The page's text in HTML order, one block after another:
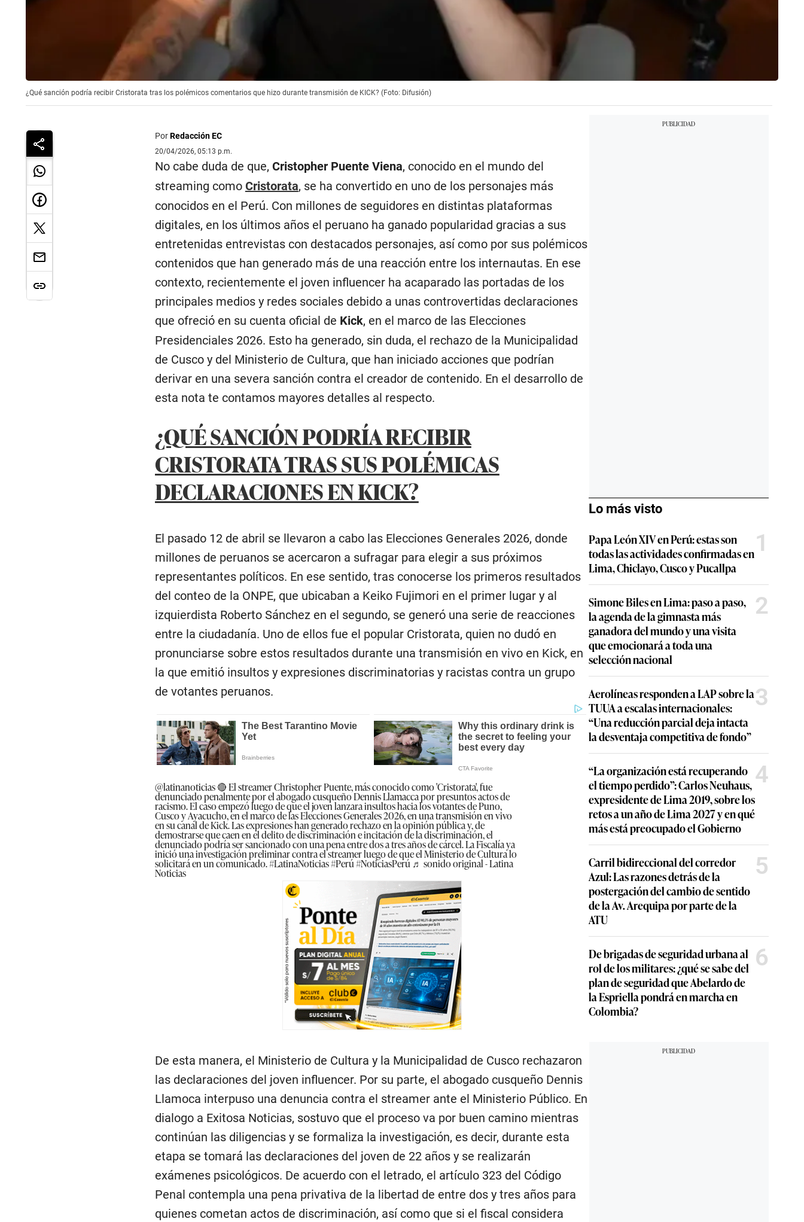
¿Qué sanción podría recibir Cristorata tras los polémicos comentarios que hizo durante transmisión de KICK? (Foto: Difusión)
PorRedacción EC
20/04/2026, 05:13 p.m.
No cabe duda de que, Cristopher Puente Viena, conocido en el mundo del
streaming como Cristorata, se ha convertido en uno de los personajes más
conocidos en el Perú. Con millones de seguidores en distintas plataformas
digitales, en los últimos años el peruano ha ganado popularidad gracias a sus
entretenidas entrevistas con destacados personajes, así como por sus polémicos
contenidos que han generado más de una reacción entre los internautas. En ese
contexto, recientemente el joven influencer ha acaparado las portadas de los
principales medios y redes sociales debido a unas controvertidas declaraciones
que ofreció en su cuenta oficial de Kick, en el marco de las Elecciones
Presidenciales 2026. Esto ha generado, sin duda, el rechazo de la Municipalidad
de Cusco y del Ministerio de Cultura, que han iniciado acciones que podrían
derivar en una severa sanción contra el creador de contenido. En el desarrollo de
esta nota te contamos mayores detalles al respecto.
¿QUÉ SANCIÓN PODRÍA RECIBIR
CRISTORATA TRAS SUS POLÉMICAS
DECLARACIONES EN KICK?
El pasado 12 de abril se llevaron a cabo las Elecciones Generales 2026, donde
millones de peruanos se acercaron a sufragar para elegir a sus próximos
representantes políticos. En ese sentido, tras conocerse los primeros resultados
del conteo de la ONPE, que ubicaban a Keiko Fujimori en el primer lugar y al
izquierdista Roberto Sánchez en el segundo, se generó una serie de reacciones
entre la ciudadanía. Uno de ellos fue el popular Cristorata, quien no dudó en
pronunciarse sobre estos resultados durante una transmisión en vivo en Kick, en
la que emitió insultos y expresiones discriminatorias y racistas contra un grupo
de votantes peruanos.
@latinanoticias🔴 El streamer Christopher Puente, más conocido como 'Cristorata', fue
denunciado penalmente por el abogado cusqueño Dennis Llamacca por presuntos actos de
racismo. El caso empezó luego de que el joven lanzara insultos hacia los votantes de Puno,
Cusco y Ayacucho, en el marco de las Elecciones Generales 2026, en una transmisión en vivo
en su canal de Kick. Las expresiones han generado rechazo en la opinión pública y, de
demostrarse que caen en el delito de discriminación e incitación de la discriminación, el
denunciado podría ser sancionado con una pena entre dos a tres años de cárcel. La Fiscalía ya
inició una investigación preliminar contra el streamer luego de que el Ministerio de Cultura lo
solicitará en un comunicado.#LatinaNoticias#Perú#NoticiasPerú ♬ sonido original - Latina
Noticias
De esta manera, el Ministerio de Cultura y la Municipalidad de Cusco rechazaron
las declaraciones del joven influencer. Por su parte, el abogado cusqueño Dennis
Llamoca interpuso una denuncia contra el streamer ante el Ministerio Público. En
dialogo a Exitosa Noticias, sostuvo que el proceso va por buen camino mientras
continúan las diligencias y se formaliza la investigación, es decir, durante esta
etapa se tomará las declaraciones del joven de 22 años y se realizarán
exámenes psicológicos. De acuerdo con el letrado, el artículo 323 del Código
Penal contempla una pena privativa de la libertad de entre dos y tres años para
quienes cometan actos de discriminación, así como que si el fiscal considera
Lo más visto
Papa León XIV en Perú: estas son
todas las actividades confirmadas en
Lima, Chiclayo, Cusco y Pucallpa
1
Simone Biles en Lima: paso a paso,
la agenda de la gimnasta más
ganadora del mundo y una visita
que emocionará a toda una
selección nacional
2
Aerolíneas responden a LAP sobre la
TUUA a escalas internacionales:
“Una reducción parcial deja intacta
la desventaja competitiva de fondo”
3
“La organización está recuperando
el tiempo perdido”: Carlos Neuhaus,
expresidente de Lima 2019, sobre los
retos a un año de Lima 2027 y en qué
más está preocupado el Gobierno
4
Carril bidireccional del corredor
Azul: Las razones detrás de la
postergación del cambio de sentido
de la Av. Arequipa por parte de la
ATU
5
De brigadas de seguridad urbana al
rol de los militares: ¿qué se sabe del
plan de seguridad que Abelardo de
la Espriella pondrá en marcha en
Colombia?
6